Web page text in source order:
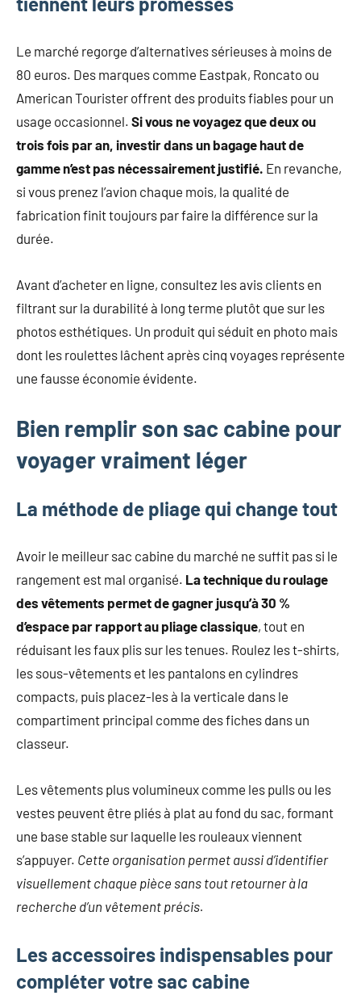
Le marché regorge d’alternatives sérieuses à moins de
80 euros. Des marques comme Eastpak, Roncato ou
American Tourister offrent des produits fiables pour un
usage occasionnel. Si vous ne voyagez que deux ou
trois fois par an, investir dans un bagage haut de
gamme n’est pas nécessairement justifié. En revanche,
si vous prenez l’avion chaque mois, la qualité de
fabrication finit toujours par faire la différence sur la
durée.
Avant d’acheter en ligne, consultez les avis clients en
filtrant sur la durabilité à long terme plutôt que sur les
photos esthétiques. Un produit qui séduit en photo mais
dont les roulettes lâchent après cinq voyages représente
une fausse économie évidente.
Bien remplir son sac cabine pour
voyager vraiment léger
La méthode de pliage qui change tout
Avoir le meilleur sac cabine du marché ne suffit pas si le
rangement est mal organisé. La technique du roulage
des vêtements permet de gagner jusqu’à 30 %
d’espace par rapport au pliage classique, tout en
réduisant les faux plis sur les tenues. Roulez les t-shirts,
les sous-vêtements et les pantalons en cylindres
compacts, puis placez-les à la verticale dans le
compartiment principal comme des fiches dans un
classeur.
Les vêtements plus volumineux comme les pulls ou les
vestes peuvent être pliés à plat au fond du sac, formant
une base stable sur laquelle les rouleaux viennent
s’appuyer. Cette organisation permet aussi d’identifier
visuellement chaque pièce sans tout retourner à la
recherche d’un vêtement précis.
Les accessoires indispensables pour
compléter votre sac cabine